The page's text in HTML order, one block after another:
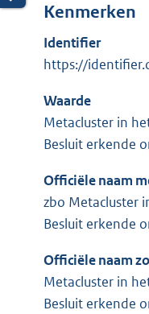
Kenmerken
Identifier
https://
Waarde
Metacluster in
Besluit erkende
Officiële naam
zbo Metacluster
Besluit erkende
Officiële naam
Metacluster in
Besluit erkende